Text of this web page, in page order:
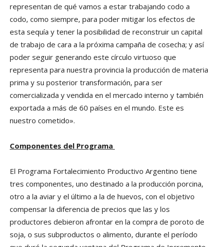
representan de qué vamos a estar trabajando codo a
codo, como siempre, para poder mitigar los efectos de
esta sequía y tener la posibilidad de reconstruir un capital
de trabajo de cara a la próxima campaña de cosecha; y así
poder seguir generando este círculo virtuoso que
representa para nuestra provincia la producción de materia
prima y su posterior transformación, para ser
comercializada y vendida en el mercado interno y también
exportada a más de 60 países en el mundo. Este es
nuestro cometido».
Componentes del Programa
El Programa Fortalecimiento Productivo Argentino tiene
tres componentes, uno destinado a la producción porcina,
otro a la aviar y el último a la de huevos, con el objetivo
compensar la diferencia de precios que las y los
productores debieron afrontar en la compra de poroto de
soja, o sus subproductos o alimento, durante el período